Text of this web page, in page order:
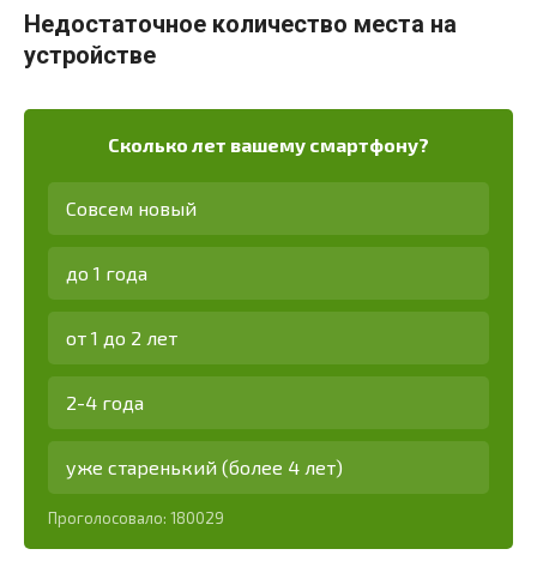
Недостаточное количество места на
устройстве
Сколько лет вашему смартфону?
Совсем новый
до 1 года
от 1 до 2 лет
2-4 года
уже старенький (более 4 лет)
Проголосовало: 180029